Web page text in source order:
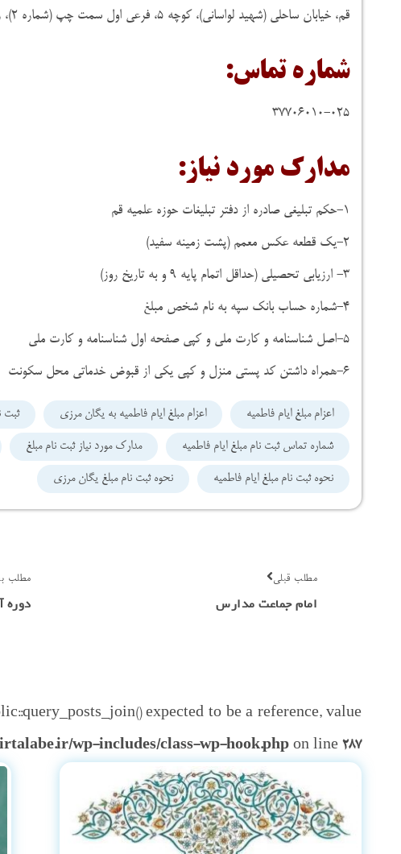
قم، خیابان ساحلی (شهید لواسانی)، کوچه ۵، فرعی اول سمت چپ (شماره ۲)، رو به روی شورای حل اختلاف، پلاک ۱۰۰
شماره تماس:
۳۷۷۰۶۰۱۰-۰۲۵
مدارک مورد نیاز:
۱-حکم تبلیغی صادره از دفتر تبلیغات حوزه علمیه قم
۲-یک قطعه عکس معمم (پشت زمینه سفید)
۳- ارزیابی تحصیلی (حداقل اتمام پایه ۹ و به تاریخ روز)
۴-شماره حساب بانک سپه به نام شخص مبلغ
۵-اصل شناسنامه و کارت ملی و کپی صفحه اول شناسنامه و کارت ملی
۶-همراه داشتن کد پستی منزل و کپی یکی از قبوض خدماتی محل سکونت
اعزام مبلغ ایام فاطمیه اعزام مبلغ ایام فاطمیه به یگان مرزی ثبت
شماره تماس ثبت نام مبلغ ایام فاطمیه مدارک مورد نیاز ثبت نام مبلغ
نحوه ثبت نام مبلغ ایام فاطمیه نحوه ثبت نام مبلغ یگان مرزی
مطلب قبلی
امام جماعت مدارس
مطلب
دوره
expected to be a reference, value
wp-includes/class-wp-hook.php on line287